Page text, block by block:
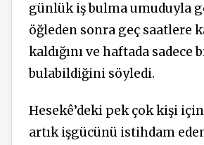
günlük iş bulma umuduyla
öğleden sonra geç saatlere
kaldığını ve haftada sadece
bulabildiğini söyledi.
Hesekê’deki pek çok kişi için
artık işgücünü istihdam